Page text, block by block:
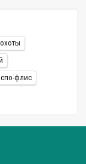
и
Ваше
и сроки
флис